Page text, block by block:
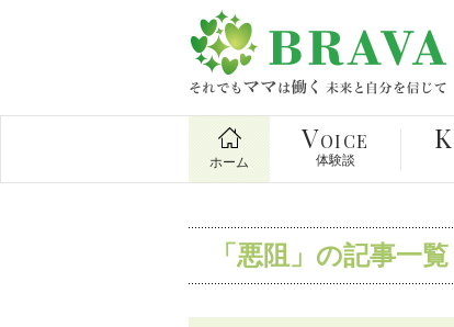
ホーム
VOICE
体験談
K
「悪阻」の記事一覧